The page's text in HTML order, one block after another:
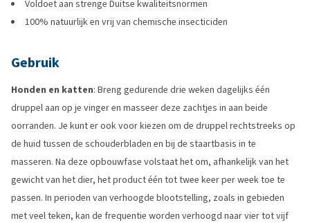
Voldoet aan strenge Duitse kwaliteitsnormen
100% natuurlijk en vrij van chemische insecticiden
Gebruik
Honden en katten: Breng gedurende drie weken dagelijks één
druppel aan op je vinger en masseer deze zachtjes in aan beide
oorranden. Je kunt er ook voor kiezen om de druppel rechtstreeks op
de huid tussen de schouderbladen en bij de staartbasis in te
masseren. Na deze opbouwfase volstaat het om, afhankelijk van het
gewicht van het dier, het product één tot twee keer per week toe te
passen. In perioden van verhoogde blootstelling, zoals in gebieden
met veel teken, kan de frequentie worden verhoogd naar vier tot vijf